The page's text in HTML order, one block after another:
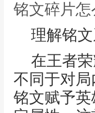
铭文碎片
理解铭
在王者
不同于对
铭文赋予